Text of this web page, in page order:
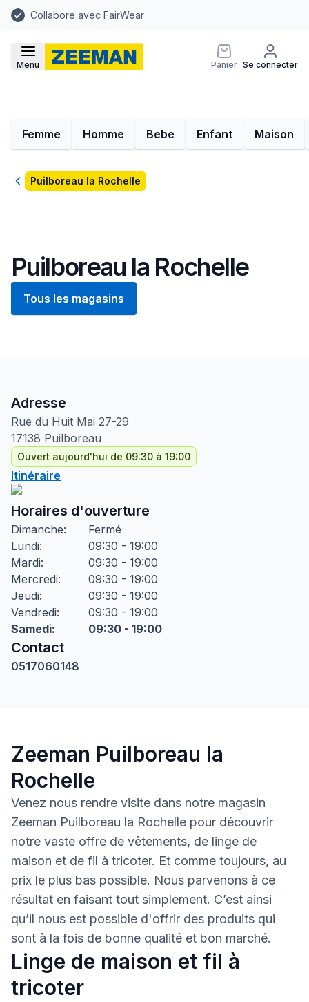
Collabore avec FairWear
Menu Panier Se connecter
Femme Homme Bebe Enfant Maison
RetourPuilboreau la Rochelle
Puilboreau la Rochelle
Tous les magasins
Adresse
Rue du Huit Mai 27-29
17138 Puilboreau
Ouvert aujourd'hui de 09:30 à 19:00
Itinéraire
Horaires d'ouverture
Dimanche:
Fermé
Lundi:
09:30 - 19:00
Mardi:
09:30 - 19:00
Mercredi:
09:30 - 19:00
Jeudi:
09:30 - 19:00
Vendredi:
09:30 - 19:00
Samedi: 09:30 - 19:00
Contact
0517060148
Zeeman Puilboreau la
Rochelle
Venez nous rendre visite dans notre magasin
Zeeman Puilboreau la Rochelle pour découvrir
notre vaste offre de vêtements, de linge de
maison et de fil à tricoter. Et comme toujours, au
prix le plus bas possible. Nous parvenons à ce
résultat en faisant tout simplement. C’est ainsi
qu’il nous est possible d'offrir des produits qui
sont à la fois de bonne qualité et bon marché.
Linge de maison et fil à
tricoter